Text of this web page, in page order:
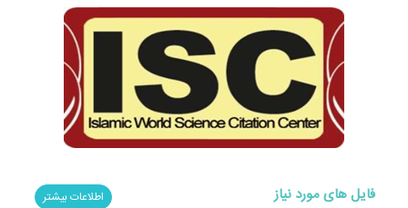
فایل های مورد نیاز اطلاعات بیشتر